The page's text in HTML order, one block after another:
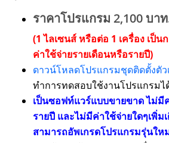
ราคาโปรแกรม 2,100 บา
(1 ไลเซนส์ หรือต่อ 1 เครื่อง เป็
ค่าใช้จ่ายรายเดือนหรือรายปี)
ดาวน์โหลดโปรแกรมชุดติดตั้งตัว
ทำการทดสอบใช้งานโปรแกรม
เป็นซอฟท์แวร์แบบขายขาด ไม่มี
รายปี และไม่มีค่าใช้จ่ายใดๆเพิ่ม
สามารถอัพเกรดโปรแกรมรุ่นให